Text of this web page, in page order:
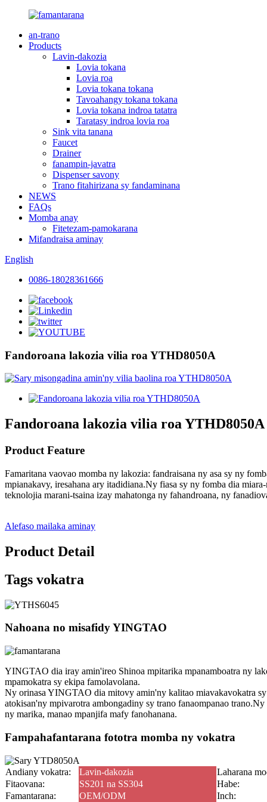
an-trano
Products
Lavin-dakozia
Lovia tokana
Lovia roa
Lovia tokana tokana
Tavoahangy tokana tokana
Lovia tokana indroa tatatra
Taratasy indroa lovia roa
Sink vita tanana
Faucet
Drainer
fanampin-javatra
Dispenser savony
Trano fitahirizana sy fandaminana
NEWS
FAQs
Momba anay
Fitetezam-pamokarana
Mifandraisa aminay
English
0086-18028361666
Fandoroana lakozia vilia roa YTHD8050A
Fandoroana lakozia vilia roa YTHD8050A
Product Feature
Famaritana vaovao momba ny lakozia: fandraisana ny asa sy ny
mpianakavy, iresahana ary itadidiana.Ny fiasa sy ny fomba dia
teknolojia marani-tsaina izay mahatonga ny fahandroana, ny
Alefaso mailaka aminay
Product Detail
Tags vokatra
Nahoana no misafidy YINGTAO
YINGTAO dia iray amin'ireo Shinoa mpitarika mpanamboatra ny
mpamokatra sy ekipa famolavolana.
Ny orinasa YINGTAO dia mitovy amin'ny kalitao miavakavokatra
atokisan'ny mpivarotra ambongadiny sy trano fanaompanao
ny marika, manao mpanjifa mafy fanohanana.
Fampahafantarana fototra momba ny vokatra
Andiany vokatra: Lavin-dakozia
Laharana
Fitaovana:
SS201 na SS304
Habe:
Famantarana:
OEM/ODM Inch: